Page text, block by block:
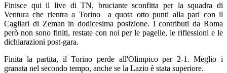
Finisce qui il live di TN, bruciante sconfitta per la squadra di
Ventura che rientra a Torino a quota otto punti alla pari con il
Cagliari di Zeman in dodicesima posizione. I contributi da Roma
però non sono finiti, restate con noi per le pagelle, le riflessioni e le
dichiarazioni post-gara.
Finita la partita, il Torino perde all'Olimpico per 2-1. Meglio i
granata nel secondo tempo, anche se la Lazio è stata superiore.